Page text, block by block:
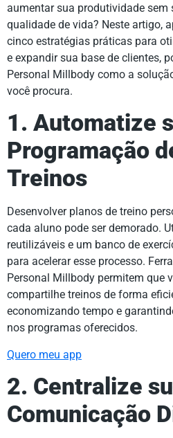
aumentar sua produtividade sem
qualidade de vida? Neste artigo,
cinco estratégias práticas para
e expandir sua base de clientes,
Personal Millbody como a
você procura.
1. Automatize
Programação
Treinos
Desenvolver planos de treino
cada aluno pode ser demorado.
reutilizáveis e um banco de
para acelerar esse processo.
Personal Millbody permitem que
compartilhe treinos de forma
economizando tempo e
nos programas oferecidos.
Quero meu app
2. Centralize
Comunicação